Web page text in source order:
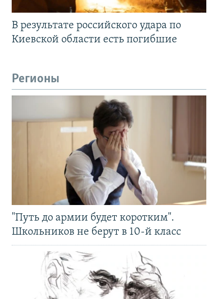
В результате российского удара по
Киевской области есть погибшие
Регионы
"Путь до армии будет коротким".
Школьников не берут в 10-й класс